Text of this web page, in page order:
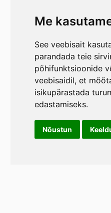
Me
See veebisait
parandada teie
põhifunktsioonide
veebisaidil, et
isikupärastada
edastamiseks.
Nõustun